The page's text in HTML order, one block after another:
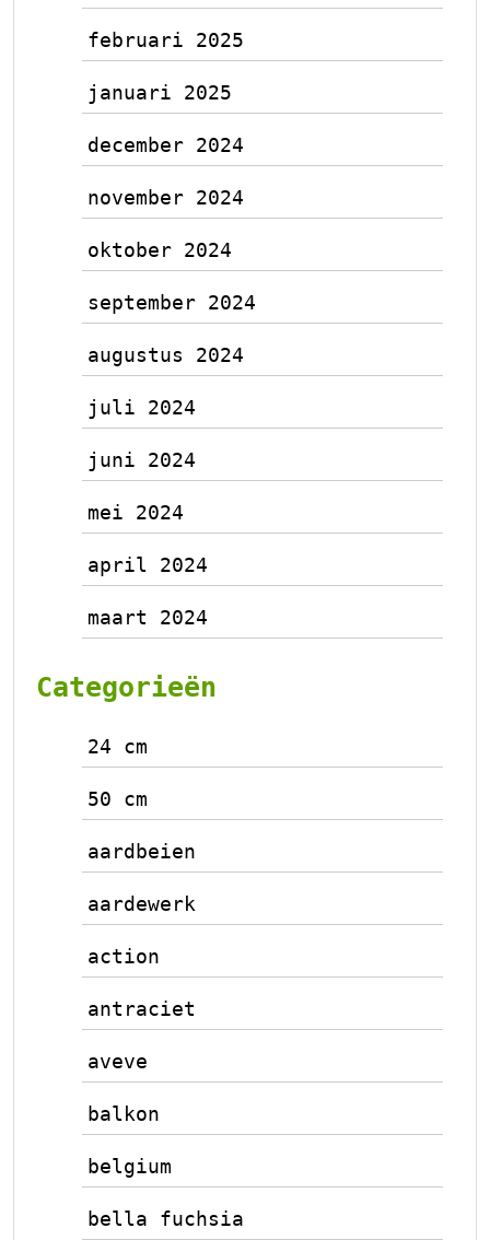
februari 2025
januari 2025
december 2024
november 2024
oktober 2024
september 2024
augustus 2024
juli 2024
juni 2024
mei 2024
april 2024
maart 2024
Categorieën
24 cm
50 cm
aardbeien
aardewerk
action
antraciet
aveve
balkon
belgium
bella fuchsia